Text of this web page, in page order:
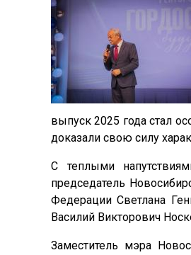
выпуск 2025 года стал
доказали свою силу
С теплыми
председатель
Федерации Светлана
Василий Викторович
Заместитель мэра